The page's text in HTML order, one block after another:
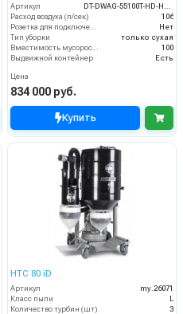
Артикул
Расход воздуха (л/сек)
106
Нет
Тип уборки
только сухая
100
Выдвижной контейнер
Есть
Цена
834 000 руб.
Купить
HTC 80 iD
Артикул
my.26071
Класс пыли
Количество турбин (шт)
3